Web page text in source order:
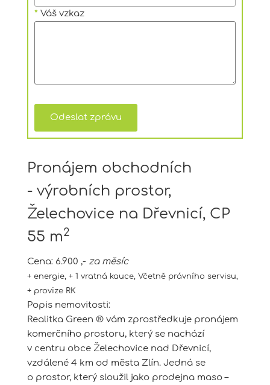
* Váš vzkaz
Pronájem obchodních
- výrobních prostor,
Želechovice na Dřevnicí, CP
55 m2
Cena: 6.900 ,- za měsíc
+ energie, + 1 vratná kauce, Včetně právního servisu,
+ provize RK
Popis nemovitosti:
Realitka Green ® vám zprostředkuje pronájem
komerčního prostoru, který se nachází
v centru obce Želechovice nad Dřevnicí,
vzdálené 4 km od města Zlín. Jedná se
o prostor, který sloužil jako prodejna maso –